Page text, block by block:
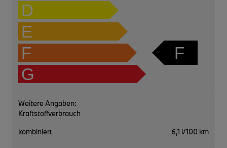
D
E
F
G
F
Weitere Angaben:
Kraftstoffverbrauch
kombiniert
6,1 l/100 km